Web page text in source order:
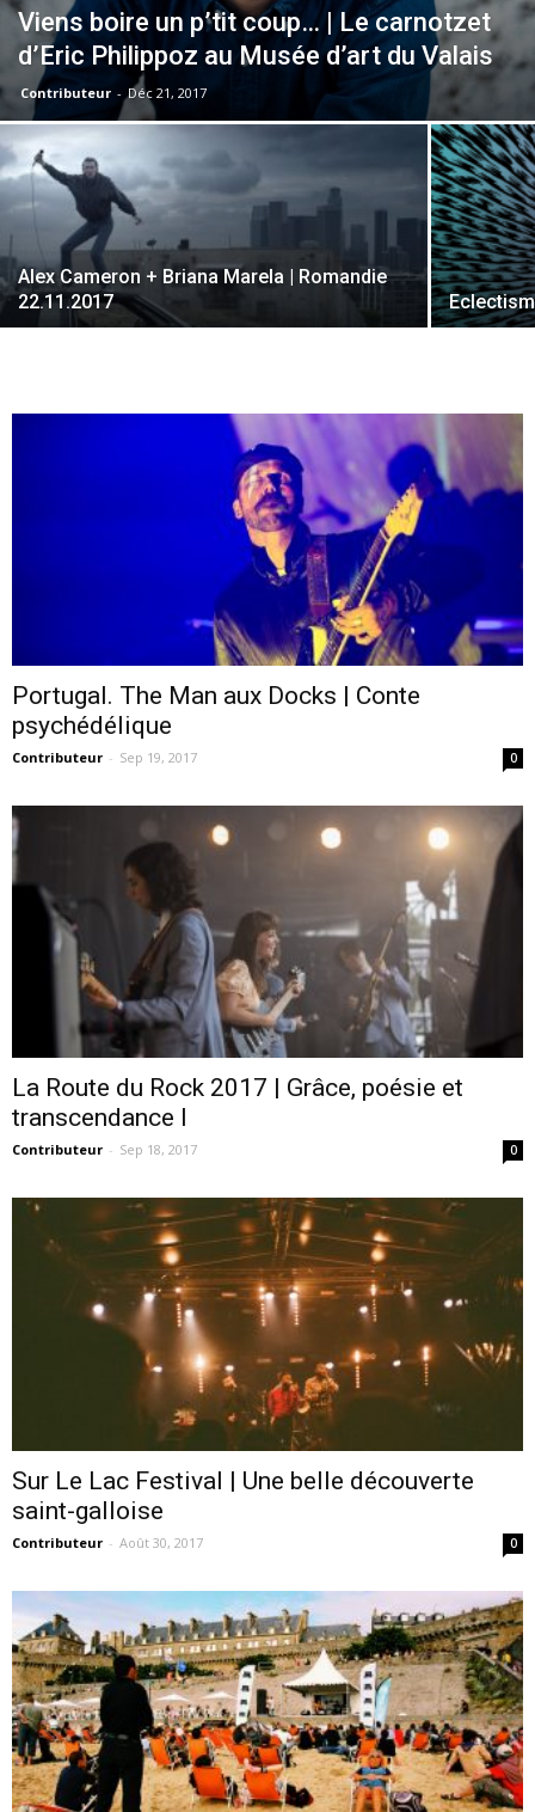
musique
Viens boire un p’tit coup… | Le carnotzet
d’Eric Philippoz au Musée d’art du Valais
Contributeur - Déc 21, 2017
Alex Cameron + Briana Marela | Romandie
22.11.2017
Portugal. The Man aux Docks | Conte
psychédélique
Contributeur - Sep 19, 2017 0
La Route du Rock 2017 | Grâce, poésie et
transcendance I
Contributeur - Sep 18, 2017 0
Sur Le Lac Festival | Une belle découverte
saint-galloise
Contributeur - Août 30, 2017 0